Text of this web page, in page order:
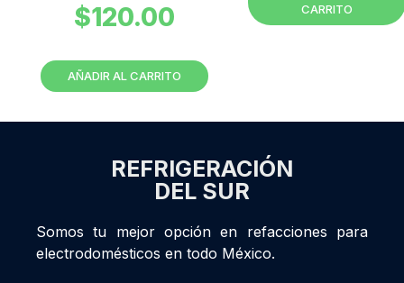
$120.00
AÑADIR AL CARRITO
CARRITO
REFRIGERACIÓN
DEL SUR
Somos tu mejor opción en refacciones para
electrodomésticos en todo México.